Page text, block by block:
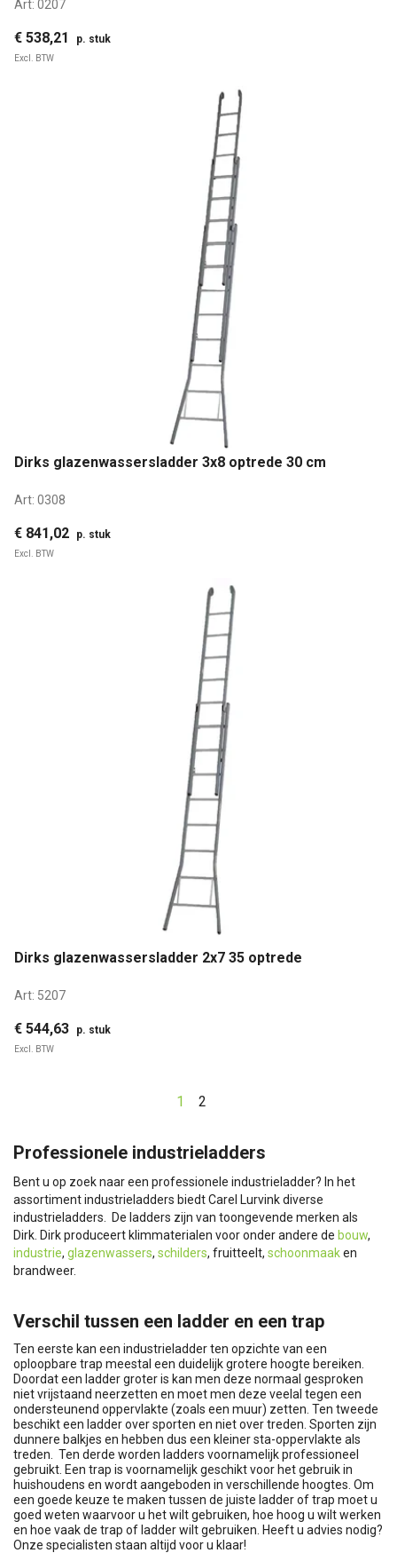
Art: 0207
€ 538,21 p. stuk
Excl. BTW
Dirks glazenwassersladder 3x8 optrede 30 cm
Art: 0308
€ 841,02 p. stuk
Excl. BTW
Dirks glazenwassersladder 2x7 35 optrede
Art: 5207
€ 544,63 p. stuk
Excl. BTW
1 2
Professionele industrieladders
Bent u op zoek naar een professionele industrieladder? In het
assortiment industrieladders biedt Carel Lurvink diverse
industrieladders. De ladders zijn van toongevende merken als
Dirk. Dirk produceert klimmaterialen voor onder andere de bouw,
industrie, glazenwassers, schilders, fruitteelt, schoonmaaken
brandweer.
Verschil tussen een ladder en een trap
Ten eerste kan een industrieladder ten opzichte van een
oploopbare trap meestal een duidelijk grotere hoogte bereiken.
Doordat een ladder groter is kan men deze normaal gesproken
niet vrijstaand neerzetten en moet men deze veelal tegen een
ondersteunend oppervlakte (zoals een muur) zetten. Ten tweede
beschikt een ladder over sporten en niet over treden. Sporten zijn
dunnere balkjes en hebben dus een kleiner sta-oppervlakte als
treden. Ten derde worden ladders voornamelijk professioneel
gebruikt. Een trap is voornamelijk geschikt voor het gebruik in
huishoudens en wordt aangeboden in verschillende hoogtes. Om
een goede keuze te maken tussen de juiste ladder of trap moet u
goed weten waarvoor u het wilt gebruiken, hoe hoog u wilt werken
en hoe vaak de trap of ladder wilt gebruiken. Heeft u advies nodig?
Onze specialisten staan altijd voor u klaar!